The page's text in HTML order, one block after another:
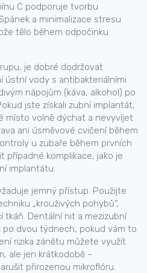
C podporuje tvorbu
a minimalizace stresu
tělo během odpočinku
, je dobré dodržovat
ústní vody s antibakteriálními
nápojům (káva, alkohol) po
jste získali zubní implantát,
místo volně dýchat a nevyvíjet
ani úsměvové cvičení během
u zubaře během prvních
případné komplikace, jako je
implantátu.
jemný přístup. Použijte
„krouživých pohybů“,
tkáň. Dentální nit a mezizubní
po dvou týdnech, pokud vám to
rizika zánětu můžete využít
ale jen krátkodobě –
přirozenou mikroflóru.